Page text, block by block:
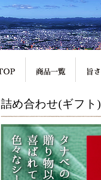
詰め合わせ(ギフト)